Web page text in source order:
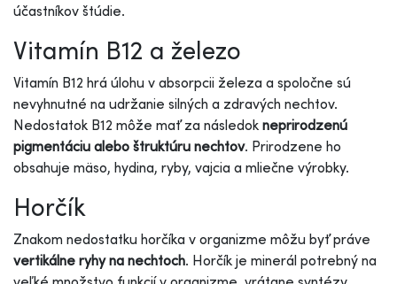
účastníkov štúdie.
Vitamín B12 a železo
Vitamín B12 hrá úlohu v absorpcii železa a spoločne sú
nevyhnutné na udržanie silných a zdravých nechtov.
Nedostatok B12 môže mať za následok neprirodzenú
pigmentáciu alebo štruktúru nechtov. Prirodzene ho
obsahuje mäso, hydina, ryby, vajcia a mliečne výrobky.
Horčík
Znakom nedostatku horčíka v organizme môžu byť práve
vertikálne ryhy na nechtoch. Horčík je minerál potrebný na